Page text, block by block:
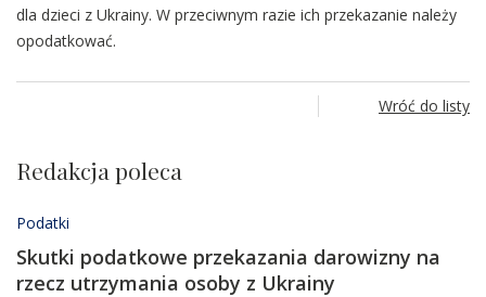
dla dzieci z Ukrainy. W przeciwnym razie ich przekazanie należy
opodatkować.
Wróć do listy
Redakcja poleca
Podatki
Skutki podatkowe przekazania darowizny na
rzecz utrzymania osoby z Ukrainy